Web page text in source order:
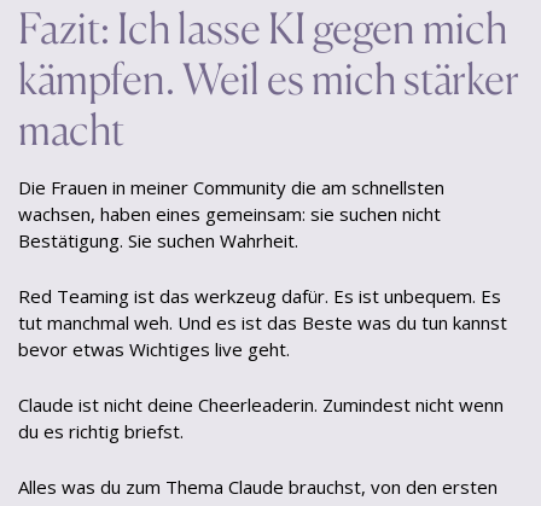
Fazit: Ich lasse KI gegen mich
kämpfen. Weil es mich stärker
macht
Die Frauen in meiner Community die am schnellsten
wachsen, haben eines gemeinsam: sie suchen nicht
Bestätigung. Sie suchen Wahrheit.
Red Teaming ist das werkzeug dafür. Es ist unbequem. Es
tut manchmal weh. Und es ist das Beste was du tun kannst
bevor etwas Wichtiges live geht.
Claude ist nicht deine Cheerleaderin. Zumindest nicht wenn
du es richtig briefst.
Alles was du zum Thema Claude brauchst, von den ersten